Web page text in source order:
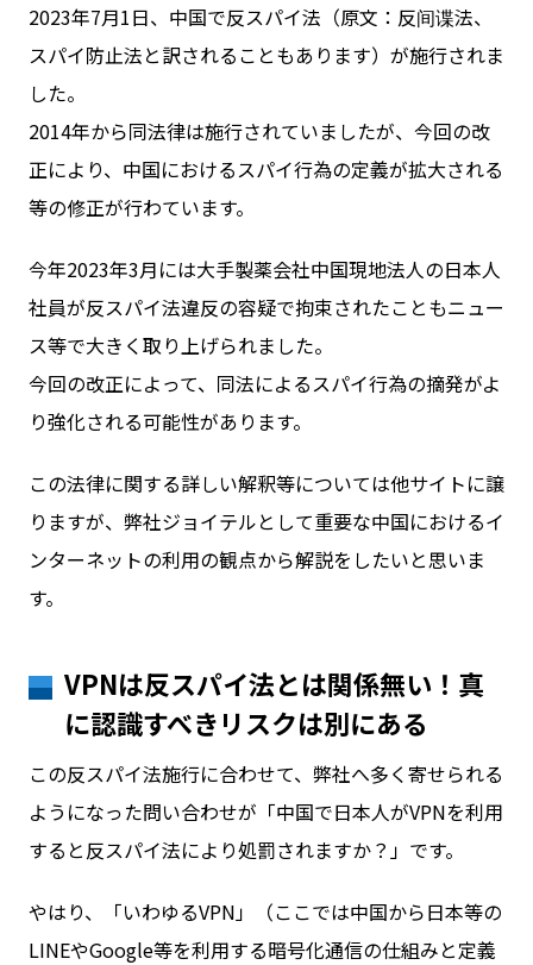
お問い合わせ
WiFiレンタルプランお申し込み
法人登録
2023年7月1日、中国で反スパイ法（原文：反间谍法、
スパイ防止法と訳されることもあります）が施行されま
した。
2014年から同法律は施行されていましたが、今回の改
正により、中国におけるスパイ行為の定義が拡大される
等の修正が行わています。
今年2023年3月には大手製薬会社中国現地法人の日本人
社員が反スパイ法違反の容疑で拘束されたこともニュー
ス等で大きく取り上げられました。
今回の改正によって、同法によるスパイ行為の摘発がよ
り強化される可能性があります。
この法律に関する詳しい解釈等については他サイトに譲
りますが、弊社ジョイテルとして重要な中国におけるイ
ンターネットの利用の観点から解説をしたいと思いま
す。
VPNは反スパイ法とは関係無い！真
に認識すべきリスクは別にある
この反スパイ法施行に合わせて、弊社へ多く寄せられる
ようになった問い合わせが「中国で日本人がVPNを利用
すると反スパイ法により処罰されますか？」です。
やはり、「いわゆるVPN」（ここでは中国から日本等の
LINEやGoogle等を利用する暗号化通信の仕組みと定義